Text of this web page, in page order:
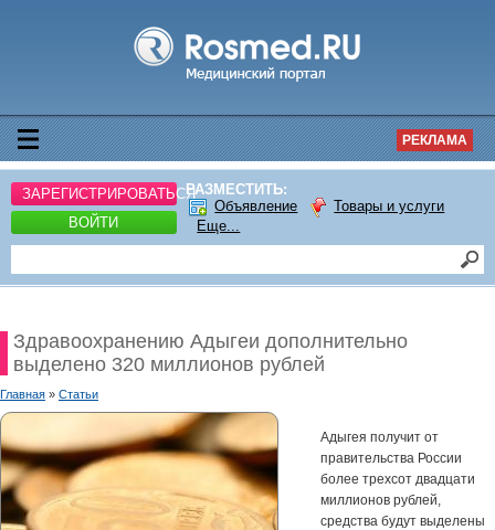
РЕКЛАМА
ЗАРЕГИСТРИРОВАТЬСЯ
ВОЙТИ
РАЗМЕСТИТЬ:
Объявление
Товары и услуги
Еще...
Здравоохранению Адыгеи дополнительно
выделено 320 миллионов рублей
Главная » Статьи
Адыгея получит от
правительства России
более трехсот двадцати
миллионов рублей,
средства будут выделены